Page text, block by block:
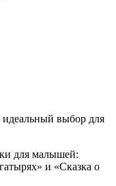
выбор для
для малышей:
и «Сказка о